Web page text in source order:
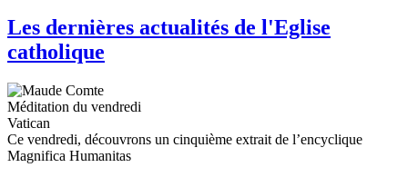
Les dernières actualités de l'Eglise
catholique
Méditation du vendredi
Vatican
Ce vendredi, découvrons un cinquième extrait de l’encyclique
Magnifica Humanitas